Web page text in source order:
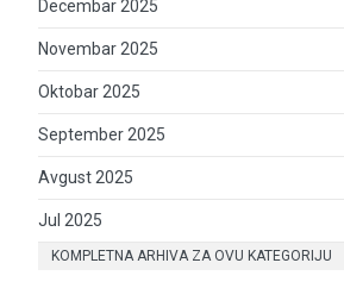
Decembar 2025
Novembar 2025
Oktobar 2025
September 2025
Avgust 2025
Jul 2025
KOMPLETNA ARHIVA ZA OVU KATEGORIJU